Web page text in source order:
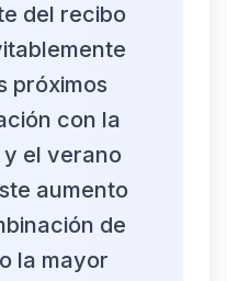
del recibo
próximos
con la
el verano
aumento
de
la mayor